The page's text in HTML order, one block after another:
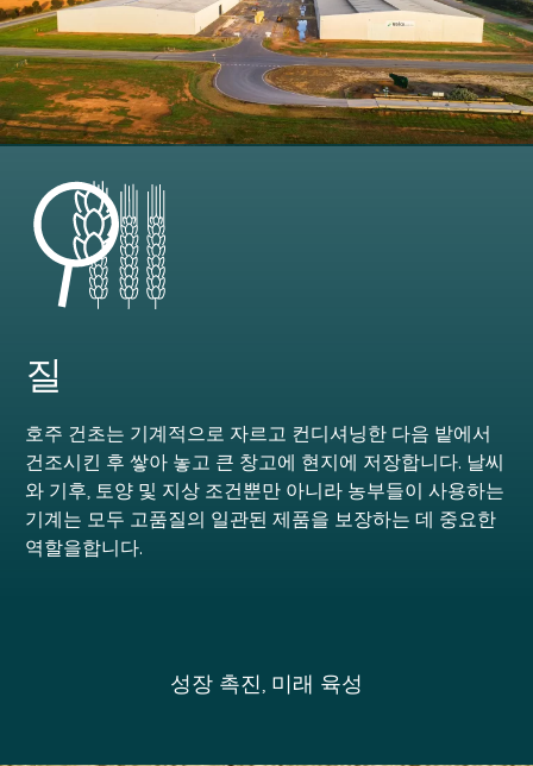
질
호주 건초는 기계적으로 자르고 컨디셔닝한 다음 밭에서
건조시킨 후 쌓아 놓고 큰 창고에 현지에 저장합니다. 날씨
와 기후, 토양 및 지상 조건뿐만 아니라 농부들이 사용하는
기계는 모두 고품질의 일관된 제품을 보장하는 데 중요한
역할을합니다.
성장 촉진, 미래 육성